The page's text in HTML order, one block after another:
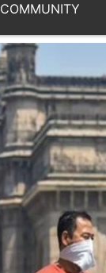
COMMUNITY